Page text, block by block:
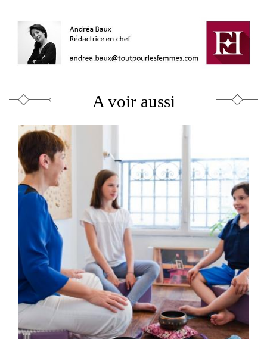
A voir aussi